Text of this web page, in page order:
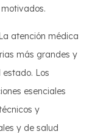
atención médica
más grandes y
Los
esenciales
y
y de salud